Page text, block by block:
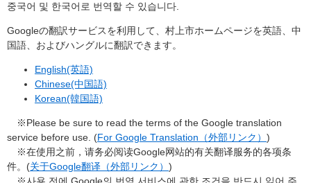
중국어 및 한국어로 번역할 수 있습니다.
Googleの翻訳サービスを利用して、村上市ホームページを英語、中
国語、およびハングルに翻訳できます。
English(英語)
Chinese(中国語)
Korean(韓国語)
※Please be sure to read the terms of the Google translation
service before use. (For Google Translation（外部リンク） )
※在使用之前，请务必阅读Google网站的有关翻译服务的各项条
件。(关于Google翻译（外部リンク） )